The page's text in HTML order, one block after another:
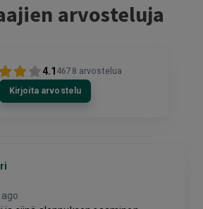
arvosteluja
4.1 4678 arvostelua
Kirjoita arvostelu